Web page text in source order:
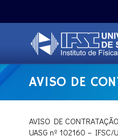
AVISO DE
AVISO DE
UASG nº 102160 – IFSC/